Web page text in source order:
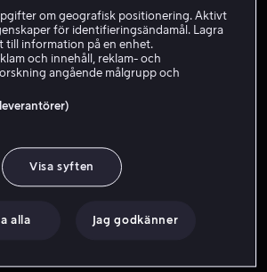
om geografisk positionering. Aktivt
för identifieringsändamål. Lagra
till information på en enhet.
och innehåll, reklam- och
angående målgrupp och
Visa syften
alla Jag godkänner